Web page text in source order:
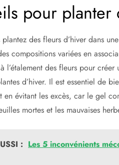
pour
plantez des fleurs d’hiver dans
compositions variées en
l’étalement des fleurs pour
d’hiver. Il est essentiel de
en évitant les excès, car le gel
mortes et les mauvaises
: Les 5 inconvénients